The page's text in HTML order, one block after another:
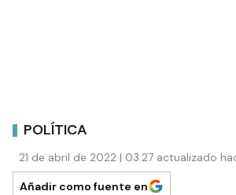
POLÍTICA
21 de abril de 2022 | 03:27 actualizado
Añadir como fuente en